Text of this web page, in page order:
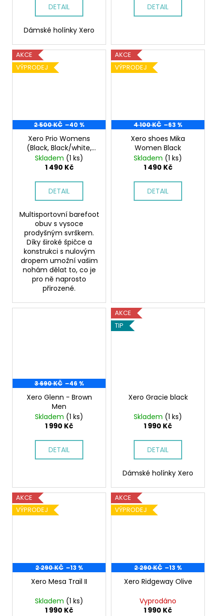
DETAIL
Dámské holínky Xero
DETAIL
AKCE
VÝPRODEJ
2 500 KČ –40 %
Xero Prio Womens
(Black, Black/white,
Insignia Blue
Skladem (1 ks)
1 490 Kč
DETAIL
Multisportovní barefoot
obuv s vysoce
prodyšným svrškem.
Díky široké špičce a
konstrukci s nulovým
dropem umožní vašim
nohám dělat to, co je
pro ně naprosto
přirozené.
AKCE
VÝPRODEJ
4 100 KČ –63 %
Xero shoes Mika
Women Black
Skladem (1 ks)
1 490 Kč
DETAIL
3 690 KČ –46 %
Xero Glenn - Brown
Men
Skladem (1 ks)
1 990 Kč
DETAIL
AKCE
TIP
Xero Gracie black
Skladem (1 ks)
1 990 Kč
DETAIL
Dámské holínky Xero
AKCE
VÝPRODEJ
2 290 KČ –13 %
Xero Mesa Trail II
Skladem (1 ks)
1 990 Kč
AKCE
VÝPRODEJ
2 290 KČ –13 %
Xero Ridgeway Olive
Vyprodáno
1 990 Kč